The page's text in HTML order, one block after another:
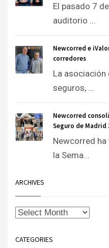
El pasado 7
auditorio ...
Newcorred e
corredores
La asociación
seguros, ...
Newcorred
Seguro de Madrid
Newcorred
la Sema...
ARCHIVES
CATEGORIES